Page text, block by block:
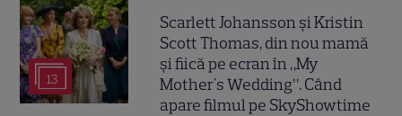
13
Scarlett Johansson și Kristin
Scott Thomas, din nou mamă
și fiică pe ecran în „My
Mother's Wedding”. Când
apare filmul pe SkyShowtime